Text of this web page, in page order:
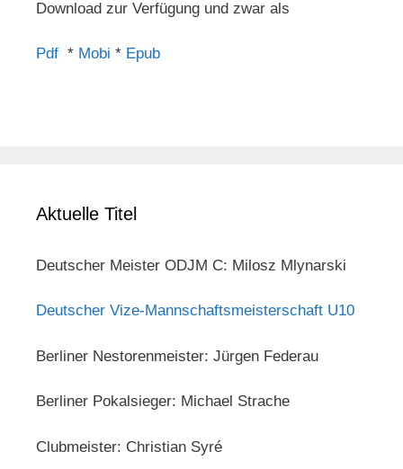
Download zur Verfügung und zwar als
Pdf * Mobi * Epub
Aktuelle Titel
Deutscher Meister ODJM C: Milosz Mlynarski
Deutscher Vize-Mannschaftsmeisterschaft U10
Berliner Nestorenmeister: Jürgen Federau
Berliner Pokalsieger: Michael Strache
Clubmeister: Christian Syré